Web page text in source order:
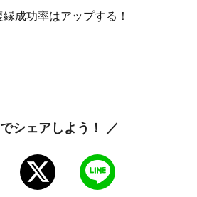
成功率はアップする！
シェアしよう！ ／